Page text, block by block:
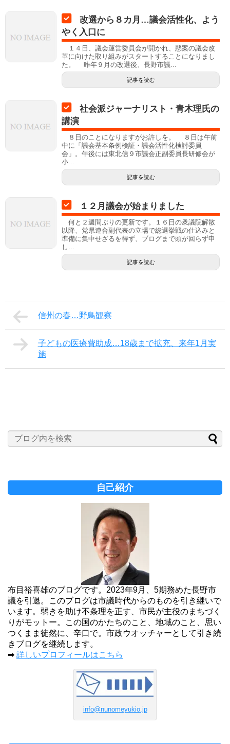
改選から８カ月…議会活性化、よう
やく入口に
１４日、議会運営委員会が開かれ、懸案の議会改
革に向けた取り組みがスタートすることになりまし
た。 昨年９月の改選後、長野市議...
記事を読む
社会派ジャーナリスト・青木理氏の
講演
８日のことになりますがお許しを。 ８日は午前
中に「議会基本条例検証・議会活性化検討委員
会」。午後には東北信９市議会正副委員長研修会が
小...
記事を読む
１２月議会が始まりました
何と２週間ぶりの更新です。１６日の衆議院解散
以降、党県連合副代表の立場で総選挙戦の仕込みと
準備に集中せざるを得ず、ブログまで頭が回らず申
し...
記事を読む
信州の春…野鳥観察
子どもの医療費助成…18歳まで拡充、来年1月実
施
自己紹介
布目裕喜雄のブログです。2023年9月、5期務めた長野市
議を引退。このブログは市議時代からのものを引き継いで
います。弱きを助け不条理を正す、市民が主役のまちづく
りがモットー。この国のかたちのこと、地域のこと、思い
つくまま徒然に、辛口で。市政ウオッチャーとして引き続
きブログを継続します。
➡ 詳しいプロフィールはこちら
info@nunomeyukio.jp